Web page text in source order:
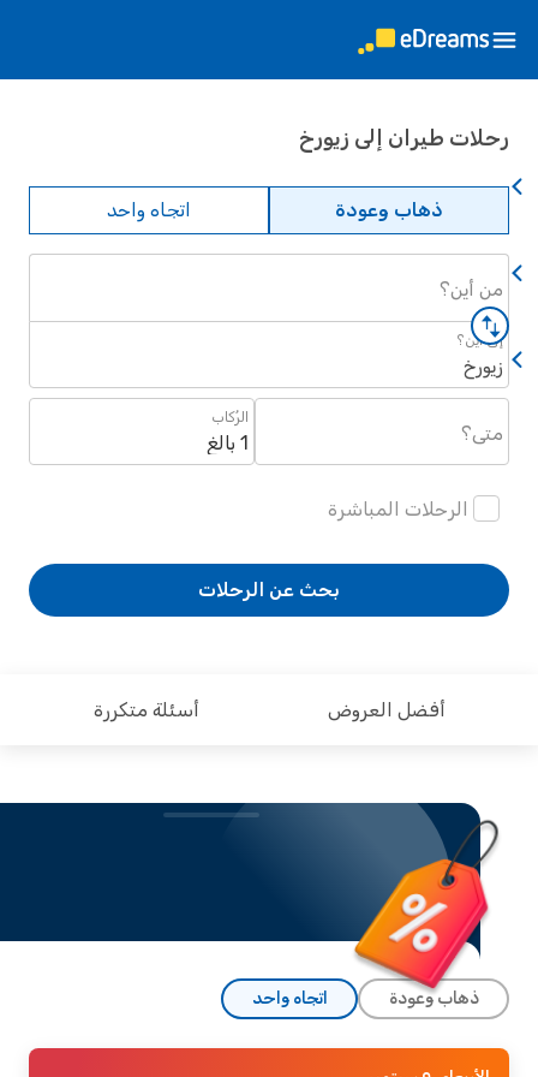
طيران إلى زيورخ
ذهاب وعودة اتجاه واحد
الرحلات المباشرة
بحث عن الرحلات
أفضل العروض أسئلة متكررة
ذهاب وعودة اتجاه واحد